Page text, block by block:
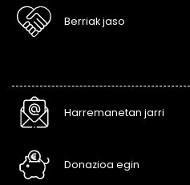
Berriak jaso
Harremanetan jarri
Donazioa egin